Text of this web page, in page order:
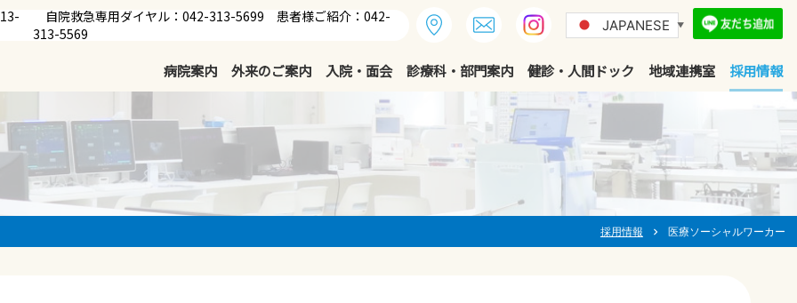
自院救急専用ダイヤル：042-313-5699 患者様ご紹介：042-
313-5569
JAPANESE ▼
病院案内 外来のご案内 入院・面会 診療科・部門案内 健診・人間ドック 地域連携室 採用情報
採用情報 chevron_right 医療ソーシャルワーカー